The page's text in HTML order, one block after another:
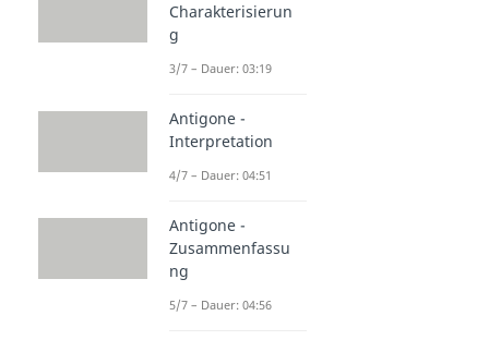
Charakterisierun
g
3/7 – Dauer: 03:19
Antigone -
Interpretation
4/7 – Dauer: 04:51
Antigone -
Zusammenfassu
ng
5/7 – Dauer: 04:56